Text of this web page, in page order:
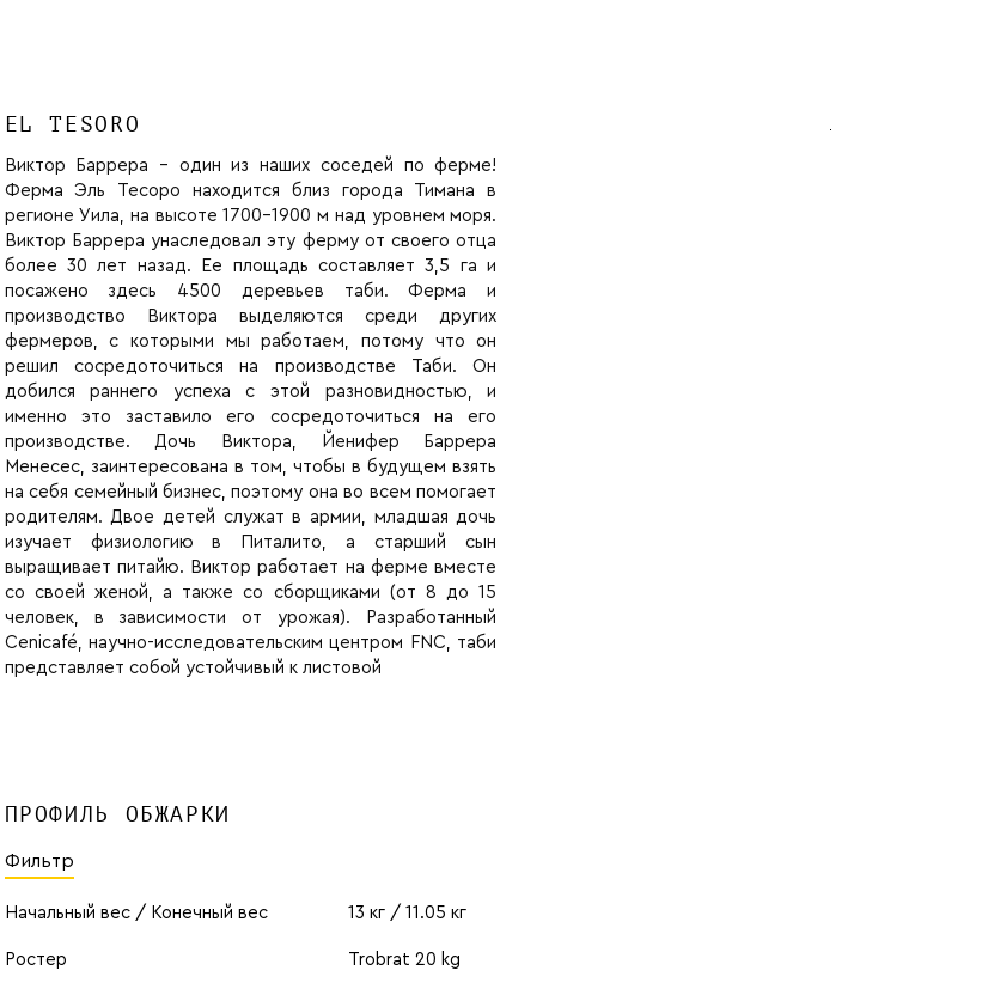
EL TESORO
Виктор Баррера - один из наших соседей по ферме!
Ферма Эль Тесоро находится близ города Тимана в
регионе Уила, на высоте 1700-1900 м над уровнем моря.
Виктор Баррера унаследовал эту ферму от своего отца
более 30 лет назад. Ее площадь составляет 3,5 га и
посажено здесь 4500 деревьев таби. Ферма и
производство Виктора выделяются среди других
фермеров, с которыми мы работаем, потому что он
решил сосредоточиться на производстве Таби. Он
добился раннего успеха с этой разновидностью, и
именно это заставило его сосредоточиться на его
производстве. Дочь Виктора, Йенифер Баррера
Менесес, заинтересована в том, чтобы в будущем взять
на себя семейный бизнес, поэтому она во всем помогает
родителям. Двое детей служат в армии, младшая дочь
изучает физиологию в Питалито, а старший сын
выращивает питайю. Виктор работает на ферме вместе
со своей женой, а также со сборщиками (от 8 до 15
человек, в зависимости от урожая). Разработанный
Cenicafé, научно-исследовательским центром FNC, таби
представляет собой устойчивый к листовой
ПРОФИЛЬ ОБЖАРКИ
Фильтр
Начальный вес / Конечный вес 13 кг / 11.05 кг
Ростер Trobrat 20 kg